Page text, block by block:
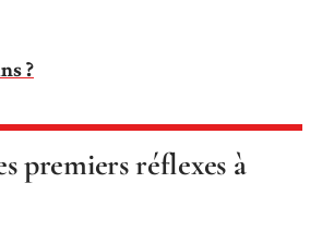
?
premiers réflexes à